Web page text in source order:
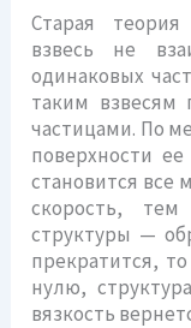
Старая
взвесь не
одинаковых
таким взвесям
частицами. По
поверхности
становится все
скорость,
структуры —
прекратится,
нулю,
вязкость